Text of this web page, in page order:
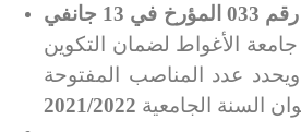
ملحق القرار رقم 033 المؤرخ في 13 جانفي
الأغواط لضمان التكوين
ويحدد عدد المناصب المفتوحة
السنة الجامعية